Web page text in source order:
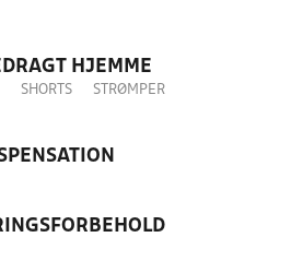
HJEMME
SHORTS STRØMPER